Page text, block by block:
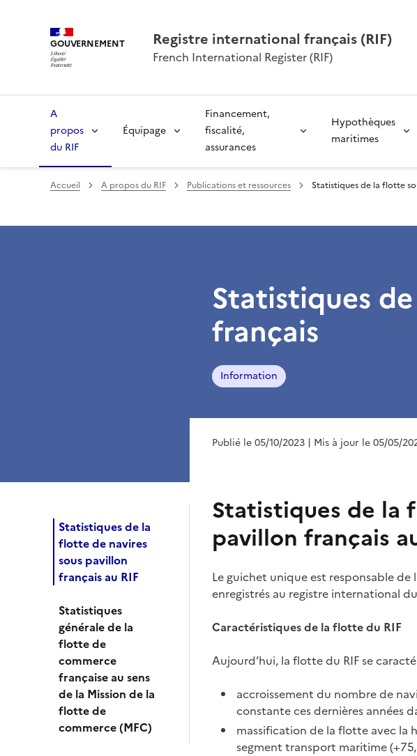
GOUVERNEMENT Registre international français (RIF)
French International Register (RIF)
A
propos
du RIF
Équipage
Financement,
fiscalité,
assurances
Hypothèques
maritimes
Accueil A propos du RIF Publications et ressources Statistiques de la flotte
Statistiques de la
flotte de navires
sous pavillon
français au RIF
Statistiques
générale de la
flotte de
commerce
française au sens
de la Mission de la
flotte de
commerce (MFC)
Statistiques
français
Information
Publié le 05/10/2023 | Mis à jour le 05/05/
Statistiques de la
pavillon français
Le guichet unique est responsable
enregistrés au registre international
Caractéristiques de la flotte du RIF
Aujourd’hui, la flotte du RIF se
accroissement du nombre de
constante ces dernières années
massification de la flotte avec la
segment transport maritime